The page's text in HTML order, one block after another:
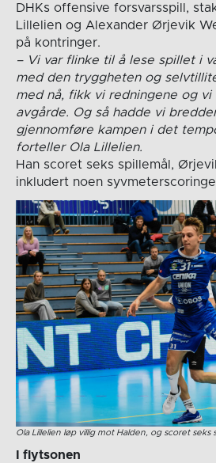
DHKs offensive forsvarsspill,
Lillelien og Alexander Ørjevik
på kontringer.
– Vi var flinke til å lese spillet i
med den tryggheten og
med nå, fikk vi redningene og vi
avgårde. Og så hadde vi
gjennomføre kampen i det
forteller Ola Lillelien.
Han scoret seks spillemål,
inkludert noen
Ola Lillelien løp villig mot Halden, og scoret seks
I flytsonen